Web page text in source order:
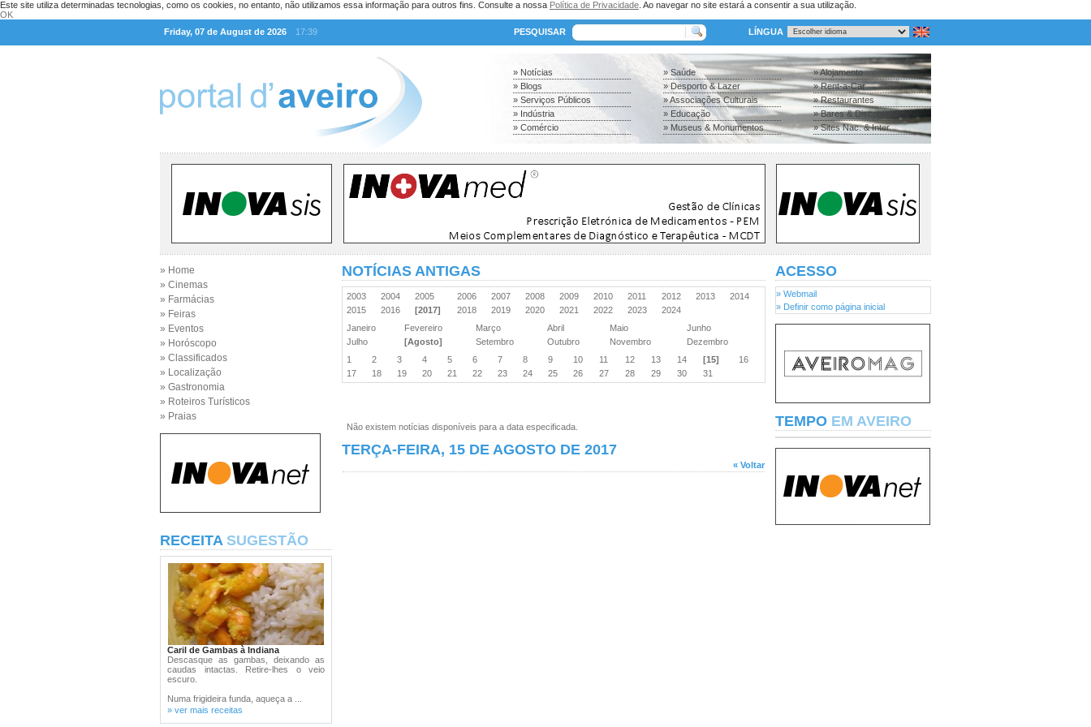
Este site utiliza determinadas tecnologias, como os cookies, no entanto, não utilizamos essa informação para outros fins. Consulte a nossa Política de Privacidade . Ao navegar no site estará a consentir a sua utilização.
OK
Friday, 07 de August de 2026
17:39 PESQUISAR LÍNGUA
» Notícias
» Blogs
» Serviços Públicos
» Indústria
» Comércio
» Saúde
» Desporto & Lazer
» Associações Culturais
» Educação
» Museus & Monumentos
» Alojamento
» Rent-a-Car
» Restaurantes
» Bares & Discotecas
» Sites Nac. & Inter.
» Home
» Cinemas
» Farmácias
» Feiras
» Eventos
» Horóscopo
» Classificados
» Localização
» Gastronomia
» Roteiros Turísticos
» Praias
RECEITA SUGESTÃO
Caril de Gambas à Indiana
Descasque as gambas, deixando as
caudas intactas. Retire-lhes o veio
escuro.
Numa frigideira funda, aqueça a ...
» ver mais receitas
NOTÍCIAS ANTIGAS
2003 2004 2005 2006 2007 2008 2009 2010 2011 2012 2013
2014
2015
2016 [2017] 2018 2019 2020 2021 2022 2023
2024
Janeiro
Fevereiro Março Abril Maio
Junho
Julho
[Agosto] Setembro Outubro Novembro
Dezembro
1
2 3 4 5 6 7 8 9 10 11 12 13 14 [15]
16
17
18 19 20 21 22 23 24 25 26 27 28 29 30 31
Não existem notícias disponíveis para a data especificada.
TERÇA-FEIRA, 15 DE AGOSTO DE 2017
« Voltar
ACESSO
» Webmail
» Definir como página inicial
TEMPO EM AVEIRO